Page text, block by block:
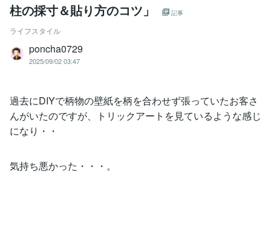
柱の採寸＆貼り方のコツ」
記事
ライフスタイル
poncha0729
2025/09/02 03:47
過去にDIYで柄物の壁紙を柄を合わせず張っていたお客さ
んがいたのですが、トリックアートを見ているような感じ
になり・・
気持ち悪かった・・・。